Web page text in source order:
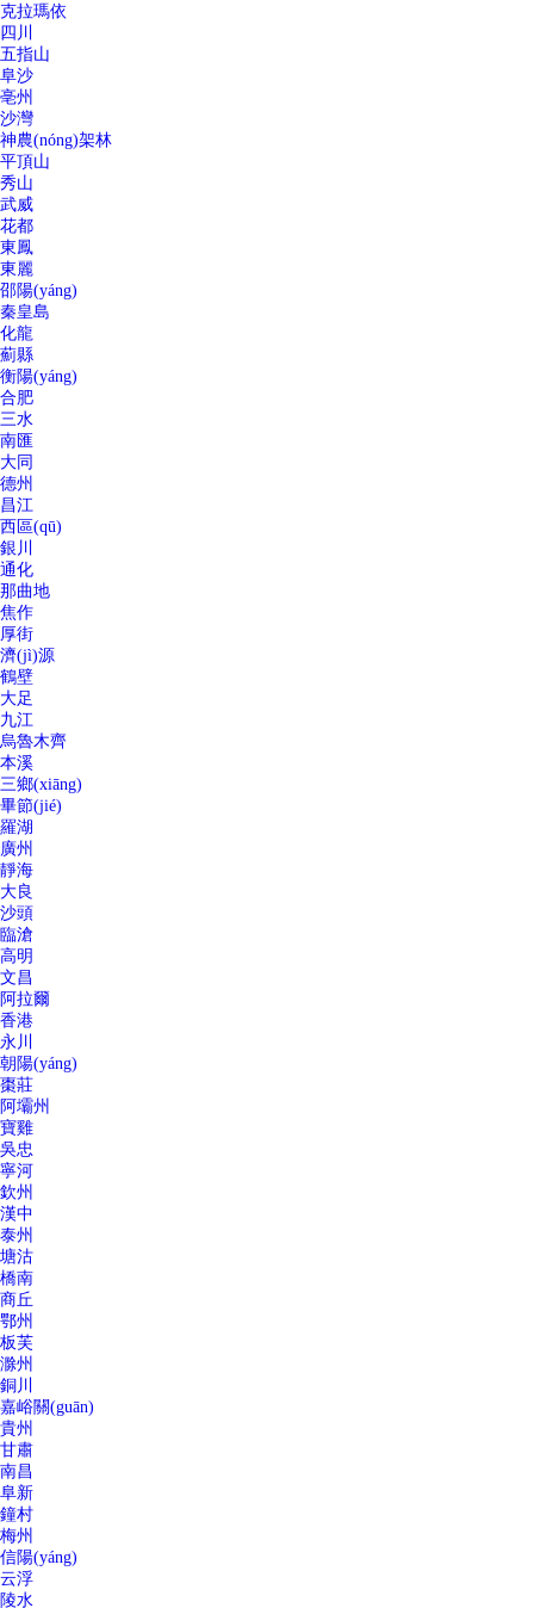
克拉瑪依
四川
五指山
阜沙
亳州
沙灣
神農(nóng)架林
平頂山
秀山
武威
花都
東鳳
東麗
邵陽(yáng)
秦皇島
化龍
薊縣
衡陽(yáng)
合肥
三水
南匯
大同
德州
昌江
西區(qū)
銀川
通化
那曲地
焦作
厚街
濟(jì)源
鶴壁
大足
九江
烏魯木齊
本溪
三鄉(xiāng)
畢節(jié)
羅湖
廣州
靜海
大良
沙頭
臨滄
高明
文昌
阿拉爾
香港
永川
朝陽(yáng)
棗莊
阿壩州
寶雞
吳忠
寧河
欽州
漢中
泰州
塘沽
橋南
商丘
鄂州
板芙
滁州
銅川
嘉峪關(guān)
貴州
甘肅
南昌
阜新
鐘村
梅州
信陽(yáng)
云浮
陵水